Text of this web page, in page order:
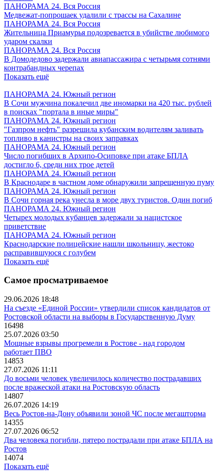
ПАНОРАМА 24. Вся Россия
Медвежат-попрошаек удалили с трассы на Сахалине
ПАНОРАМА 24. Вся Россия
Жительница Приамурья подозревается в убийстве любимого
ударом скалки
ПАНОРАМА 24. Вся Россия
В Домодедово задержали авиапассажира с четырьмя сотнями
контрабандных черепах
Показать ещё
ПАНОРАМА 24. Южный регион
В Сочи мужчина покалечил две иномарки на 420 тыс. рублей
в поисках "портала в иные миры"
ПАНОРАМА 24. Южный регион
"Газпром нефть" разрешила кубанским водителям заливать
топливо в канистры на своих заправках
ПАНОРАМА 24. Южный регион
Число погибших в Архипо-Осиповке при атаке БПЛА
достигло 6, среди них трое детей
ПАНОРАМА 24. Южный регион
В Краснодаре в частном доме обнаружили запрещенную пуму
ПАНОРАМА 24. Южный регион
В Сочи горная река унесла в море двух туристов. Один погиб
ПАНОРАМА 24. Южный регион
Четырех молодых кубанцев задержали за нацистское
приветствие
ПАНОРАМА 24. Южный регион
Краснодарские полицейские нашли школьницу, жестоко
расправившуюся с голубем
Показать ещё
Самое просматриваемое
29.06.2026 18:48
На съезде «Единой России» утвердили список кандидатов от
Ростовской области на выборы в Государственную Думу
16498
25.07.2026 03:50
Мощные взрывы прогремели в Ростове - над городом
работает ПВО
14853
27.07.2026 11:11
До восьми человек увеличилось количество пострадавших
после вражеской атаки на Ростовскую область
14807
26.07.2026 14:19
Весь Ростов-на-Дону объявили зоной ЧС после мегашторма
14355
27.07.2026 06:52
Два человека погибли, пятеро пострадали при атаке БПЛА на
Ростов
14074
Показать ещё